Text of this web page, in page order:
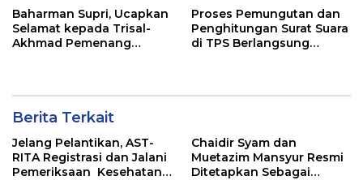
Baharman Supri, Ucapkan
Selamat kepada Trisal-
Akhmad Pemenang
Proses Pemungutan dan
Penghitungan Surat Suara
di TPS Berlangsung
Berita Terkait
Jelang Pelantikan, AST-
RITA Registrasi dan Jalani
Pemeriksaan Kesehatan
Chaidir Syam dan
Muetazim Mansyur Resmi
Ditetapkan Sebagai